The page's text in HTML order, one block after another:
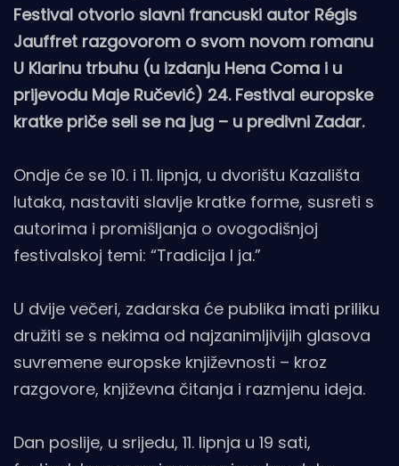
Festival otvorio slavni francuski autor Régis
Jauffret razgovorom o svom novom romanu
U Klarinu trbuhu (u izdanju Hena Coma i u
prijevodu Maje Ručević) 24. Festival europske
kratke priče seli se na jug – u predivni Zadar.
Ondje će se 10. i 11. lipnja, u dvorištu Kazališta
lutaka, nastaviti slavlje kratke forme, susreti s
autorima i promišljanja o ovogodišnjoj
festivalskoj temi: “Tradicija I ja.”
U dvije večeri, zadarska će publika imati priliku
družiti se s nekima od najzanimljivijih glasova
suvremene europske književnosti – kroz
razgovore, književna čitanja i razmjenu ideja.
Dan poslije, u srijedu, 11. lipnja u 19 sati,